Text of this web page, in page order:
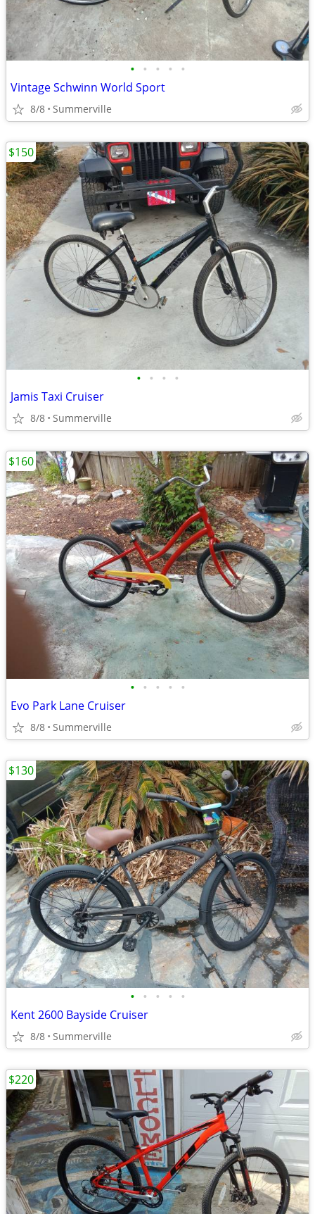
• • • • •
Vintage Schwinn World Sport
8/8 Summerville
• • • •
Jamis Taxi Cruiser
8/8 Summerville
$150
• • • • •
Evo Park Lane Cruiser
8/8 Summerville
$160
• • • • •
Kent 2600 Bayside Cruiser
8/8 Summerville
$130
$220